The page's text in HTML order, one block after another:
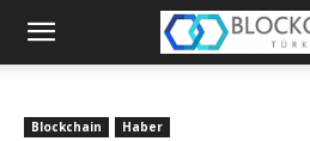
Blockchain
Blockchain Haber